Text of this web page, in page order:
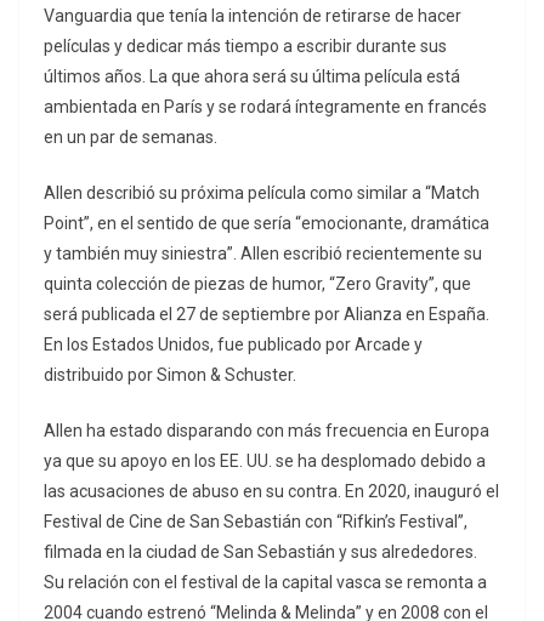
Vanguardia que tenía la intención de retirarse de hacer
películas y dedicar más tiempo a escribir durante sus
últimos años. La que ahora será su última película está
ambientada en París y se rodará íntegramente en francés
en un par de semanas.
Allen describió su próxima película como similar a “Match
Point”, en el sentido de que sería “emocionante, dramática
y también muy siniestra”. Allen escribió recientemente su
quinta colección de piezas de humor, “Zero Gravity”, que
será publicada el 27 de septiembre por Alianza en España.
En los Estados Unidos, fue publicado por Arcade y
distribuido por Simon & Schuster.
Allen ha estado disparando con más frecuencia en Europa
ya que su apoyo en los EE. UU. se ha desplomado debido a
las acusaciones de abuso en su contra. En 2020, inauguró el
Festival de Cine de San Sebastián con “Rifkin’s Festival”,
filmada en la ciudad de San Sebastián y sus alrededores.
Su relación con el festival de la capital vasca se remonta a
2004 cuando estrenó “Melinda & Melinda” y en 2008 con el